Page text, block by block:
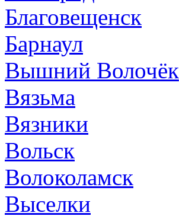
Благовещенск
Барнаул
Вышний Волочёк
Вязьма
Вязники
Вольск
Волоколамск
Выселки